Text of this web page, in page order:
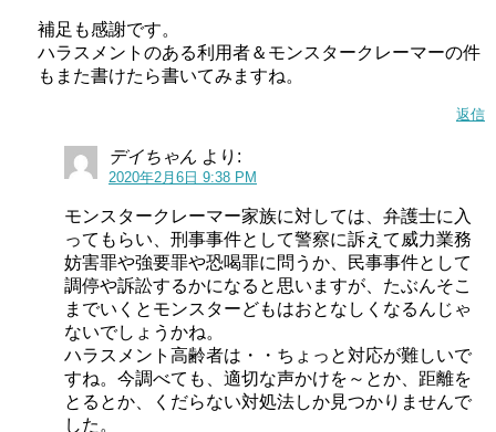
補足も感謝です。
ハラスメントのある利用者＆モンスタークレーマーの件
もまた書けたら書いてみますね。
返信
デイちゃん より:
2020年2月6日 9:38 PM
モンスタークレーマー家族に対しては、弁護士に入
ってもらい、刑事事件として警察に訴えて威力業務
妨害罪や強要罪や恐喝罪に問うか、民事事件として
調停や訴訟するかになると思いますが、たぶんそこ
までいくとモンスターどもはおとなしくなるんじゃ
ないでしょうかね。
ハラスメント高齢者は・・ちょっと対応が難しいで
すね。今調べても、適切な声かけを～とか、距離を
とるとか、くだらない対処法しか見つかりませんで
した。